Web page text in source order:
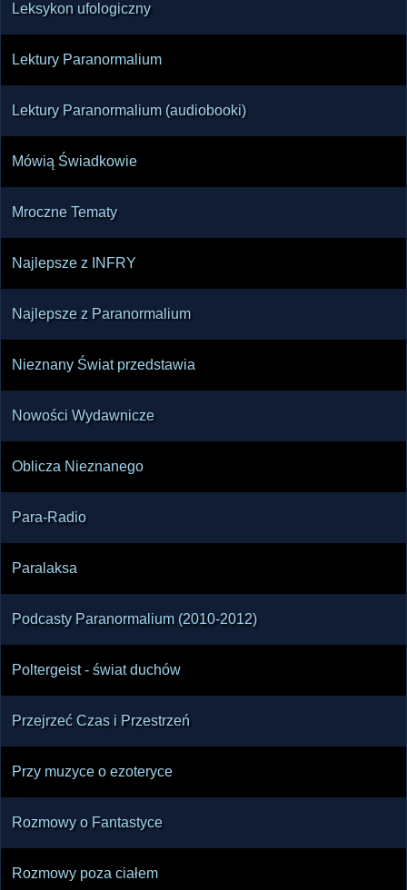
Leksykon ufologiczny
Lektury Paranormalium
Lektury Paranormalium (audiobooki)
Mówią Świadkowie
Mroczne Tematy
Najlepsze z INFRY
Najlepsze z Paranormalium
Nieznany Świat przedstawia
Nowości Wydawnicze
Oblicza Nieznanego
Para-Radio
Paralaksa
Podcasty Paranormalium (2010-2012)
Poltergeist - świat duchów
Przejrzeć Czas i Przestrzeń
Przy muzyce o ezoteryce
Rozmowy o Fantastyce
Rozmowy poza ciałem